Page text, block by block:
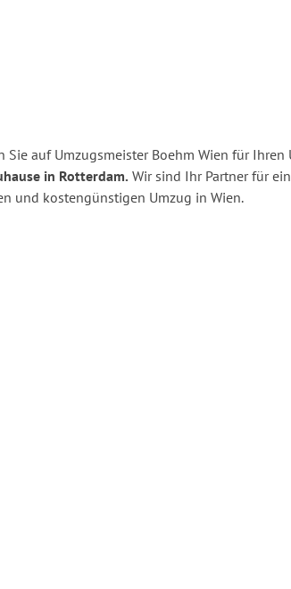
Sie auf Umzugsmeister Boehm Wien für Ihren
in Rotterdam. Wir sind Ihr Partner für
und kostengünstigen Umzug in Wien.